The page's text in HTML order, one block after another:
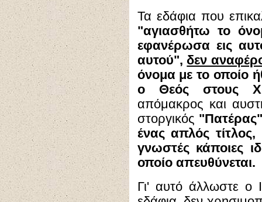
Τα εδάφια που
"αγιασθήτω το
εφανέρωσα εις
αυτού", δεν
όνομα με το οποίο
ο Θεός στους
απόμακρος και
στοργικός
ένας απλός
γνωστές κάποιες
οποίο απευθύνεται.
Γι' αυτό άλλωστε